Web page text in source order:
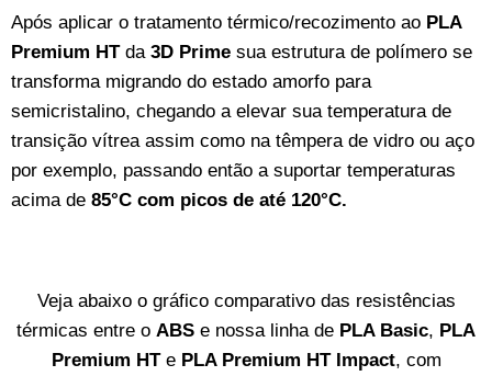
Após aplicar o tratamento térmico/recozimento ao PLA
Premium HTda 3D Prime sua estrutura de polímero se
transforma migrando do estado amorfo para
semicristalino, chegando a elevar sua temperatura de
transição vítrea assim como na têmpera de vidro ou aço
por exemplo, passando então a suportar temperaturas
acima de 85°C com picos de até 120°C.
Veja abaixo o gráfico comparativo das resistências
térmicas entre o ABS e nossa linha de PLA Basic, PLA
Premium HTe PLA Premium HT Impact, com